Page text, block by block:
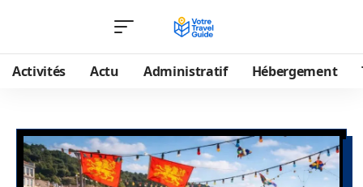
Activités Actu Administratif Hébergement